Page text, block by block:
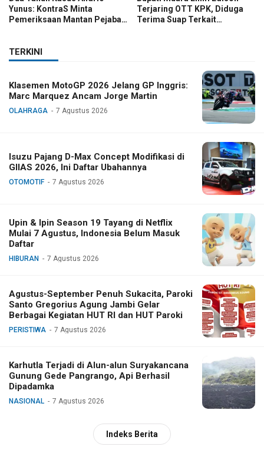
Yunus: KontraS Minta
Pemeriksaan Mantan Pejabat
Terjaring OTT KPK, Diduga
Terima Suap Terkait
TERKINI
Klasemen MotoGP 2026 Jelang GP Inggris:
Marc Marquez Ancam Jorge Martin
OLAHRAGA 7 Agustus 2026
Isuzu Pajang D-Max Concept Modifikasi di
GIIAS 2026, Ini Daftar Ubahannya
OTOMOTIF 7 Agustus 2026
Upin & Ipin Season 19 Tayang di Netflix
Mulai 7 Agustus, Indonesia Belum Masuk
Daftar
HIBURAN 7 Agustus 2026
Agustus-September Penuh Sukacita, Paroki
Santo Gregorius Agung Jambi Gelar
Berbagai Kegiatan HUT RI dan HUT Paroki
PERISTIWA 7 Agustus 2026
Karhutla Terjadi di Alun-alun Suryakancana
Gunung Gede Pangrango, Api Berhasil
Dipadamka
NASIONAL 7 Agustus 2026
Indeks Berita